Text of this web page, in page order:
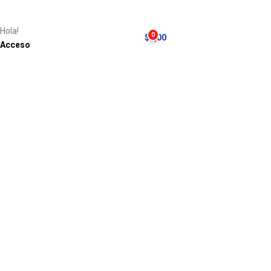
Hola!
Acceso
0
$0,00